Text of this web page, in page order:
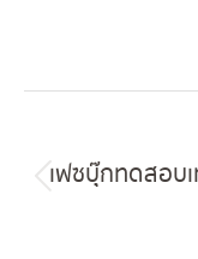
navigation
เฟซบุ๊กทดสอบเ